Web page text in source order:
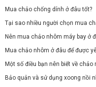
Mua chảo chống dính ở đâu tốt?
Tại sao nhiều người chọn mua
Nên mua chảo nhôm máy bay ở
Mua chảo nhôm ở đâu để được
Một số điều bạn nên biết về chảo
Bảo quản và sử dụng xoong nồi